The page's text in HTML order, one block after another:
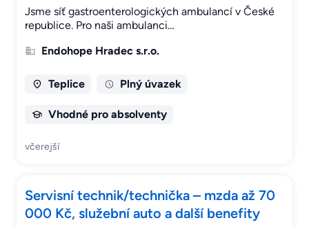
Jsme síť gastroenterologických ambulancí v České
republice. Pro naši ambulanci…
Endohope Hradec s.r.o.
Teplice Plný úvazek
Vhodné pro absolventy
včerejší
Servisní technik/technička – mzda až 70
000 Kč, služební auto a další benefity